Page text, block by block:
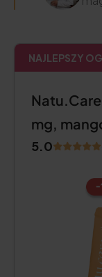
NAJLEPSZY
mg,
5.0